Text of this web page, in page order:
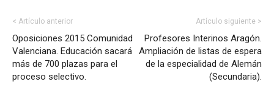
< Artículo anterior
Oposiciones 2015 Comunidad
Valenciana. Educación sacará
más de 700 plazas para el
proceso selectivo.
Artículo siguiente >
Profesores Interinos Aragón.
Ampliación de listas de espera
de la especialidad de Alemán
(Secundaria).